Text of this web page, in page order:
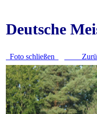
Deutsche
Foto schließen